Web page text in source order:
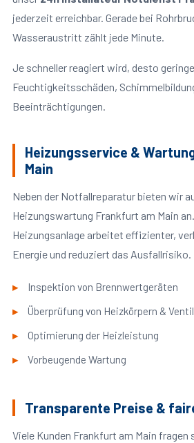
jederzeit erreichbar. Gerade bei
Wasseraustritt zählt jede Minute.
Je schneller reagiert wird, desto
Feuchtigkeitsschäden,
Beeinträchtigungen.
Heizungsservice &
Main
Neben der Notfallreparatur bieten wir
Heizungswartung Frankfurt am Main
Heizungsanlage arbeitet effizienter,
Energie und reduziert das Ausfallrisiko.
Inspektion von Brennwertgeräten
Überprüfung von Heizkörpern &
Optimierung der Heizleistung
Vorbeugende Wartung
Transparente Preise &
Viele Kunden Frankfurt am Main